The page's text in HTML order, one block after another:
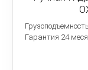
Гарантия 24